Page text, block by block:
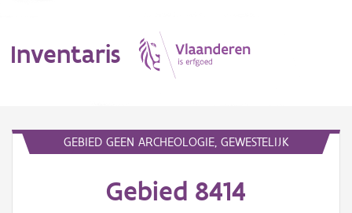
Inventaris
GEBIED GEEN ARCHEOLOGIE, GEWESTELIJK
Gebied 8414